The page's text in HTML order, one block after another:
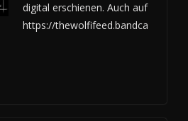
digital erschienen. Auch auf
https://thewolfifeed.bandca